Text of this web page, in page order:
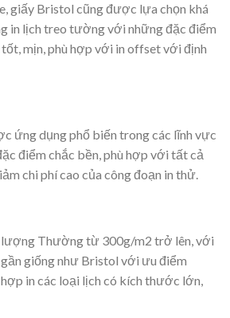
giấy Bristol cũng được lựa chọn khá
in lịch treo tường với những đặc điểm
mịn, phù hợp với in offset với định
ứng dụng phổ biến trong các lĩnh vực
điểm chắc bền, phù hợp với tất cả
chi phí cao của công đoạn in thử.
lượng Thường từ 300g/m2 trở lên, với
giống như Bristol với ưu điểm
in các loại lịch có kích thước lớn,